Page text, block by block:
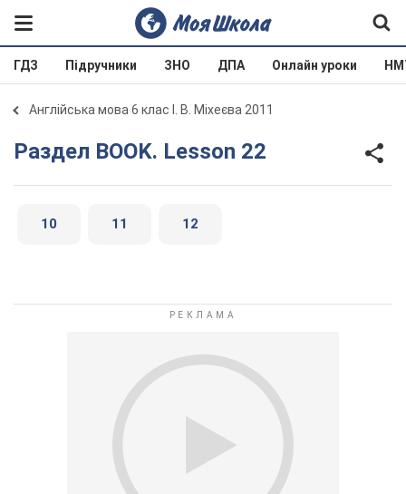
ГДЗ Підручники ЗНО ДПА Онлайн уроки
Англійська мова 6 клас І. В. Міхеєва 2011
Раздел BOOK. Lesson 22
10 11 12